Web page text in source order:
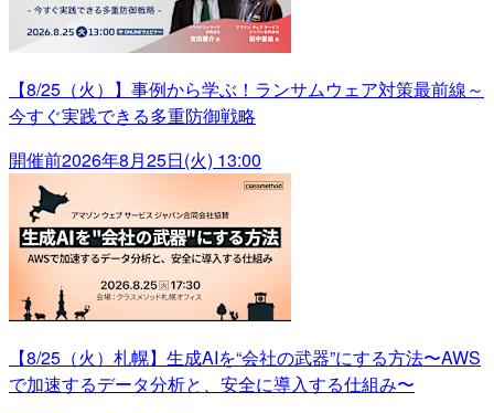
【8/25（火）】事例から学ぶ！ランサムウェア対策最前線～
今すぐ実践できる多重防御戦略
開催前2026年8月25日(火) 13:00
【8/25（火）札幌】生成AIを“会社の武器”にする方法〜AWS
で加速するデータ分析と、安全に導入する仕組み〜